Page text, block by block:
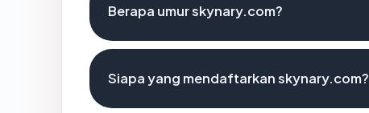
Berapa umur skynary.com?
Siapa yang mendaftarkan skynary.com?